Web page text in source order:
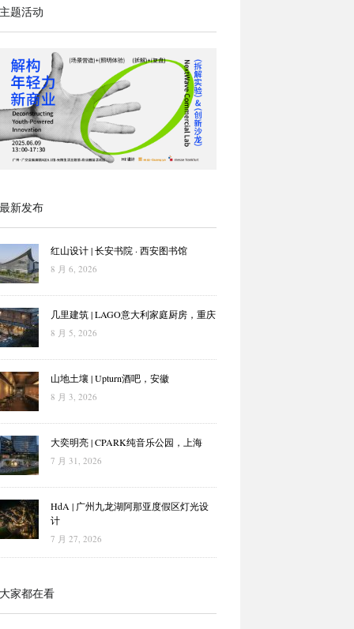
题活动
新发布
红山设计 | 长安书院 · 西安图书馆
8 月 6, 2026
几里建筑 | LAGO意大利家庭厨房，重庆
8 月 5, 2026
山地土壤 | Upturn酒吧，安徽
8 月 3, 2026
大奕明亮 | CPARK纯音乐公园，上海
7 月 31, 2026
HdA | 广州九龙湖阿那亚度假区灯光设
计
7 月 27, 2026
家都在看